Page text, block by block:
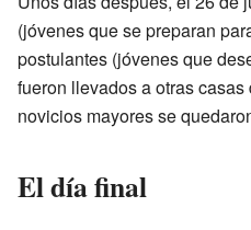
(jóvenes que se preparan
postulantes (jóvenes que
fueron llevados a otras
novicios mayores se
El día final